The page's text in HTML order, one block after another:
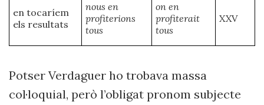
en tocaríem
els resultats
nous en
profiterions
tous
on en
profiterait
tous
XXV
Potser Verdaguer ho trobava massa
col·loquial, però l’obligat pronom subjecte